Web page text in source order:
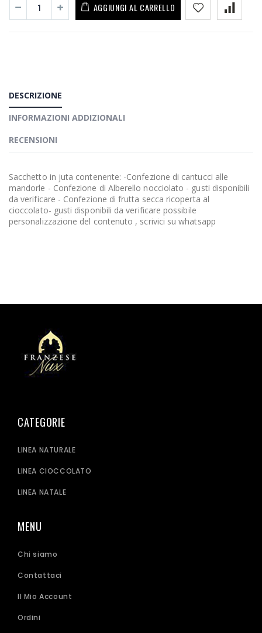
AGGIUNGI AL CARRELLO
DESCRIZIONE
INFORMAZIONI ADDIZIONALI
RECENSIONI
Sacchetto in juta contenente: -Confezione di cantucci alle
mandorle - Confezione di Alberello nocciolato - gusti disponibili
da verificare - Confezione di frutta secca ricoperta al
cioccolato- gusti disponibili da verificare possibile
personalizzazione del contenuto , scrivici su whatsapp
CATEGORIE
LINEA NATURALE
LINEA CIOCCOLATO
LINEA NATALE
MENU
Chi siamo
Contattaci
Il Mio Account
Ordini